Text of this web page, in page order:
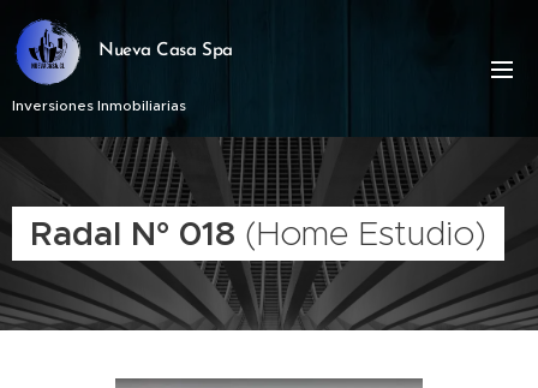
Nueva Casa Spa
Inversiones Inmobiliarias
Radal N° 018 (Home Estudio)